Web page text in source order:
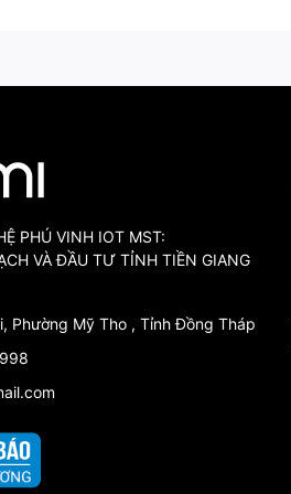
PHÚ VINH IOT MST:
VÀ ĐẦU TƯ TỈNH TIỀN GIANG
Phường Mỹ Tho , Tỉnh Đồng Tháp